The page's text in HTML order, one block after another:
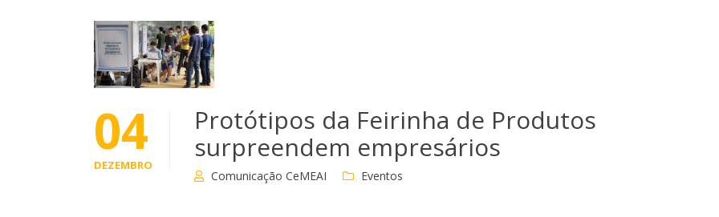
04
DEZEMBRO
Protótipos da Feirinha de Produtos
surpreendem empresários
Comunicação CeMEAI Eventos